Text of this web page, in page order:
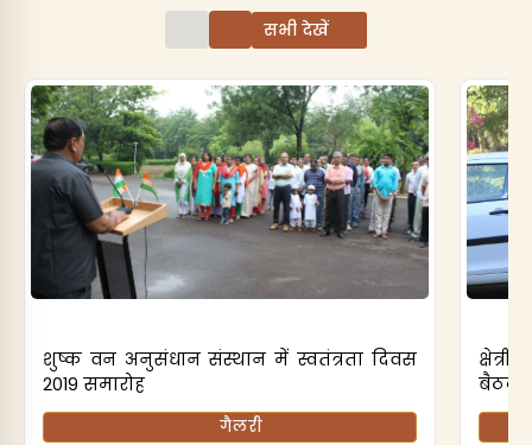
सभी देखें
शुष्क वन अनुसंधान संस्थान में स्वतंत्रता दिवस
2019 समारोह
गैलरी
बैठक